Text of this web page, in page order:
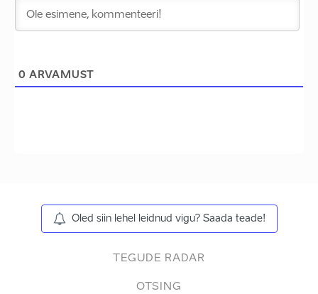
0 ARVAMUST
Oled siin lehel leidnud vigu? Saada teade!
TEGUDE RADAR
OTSING